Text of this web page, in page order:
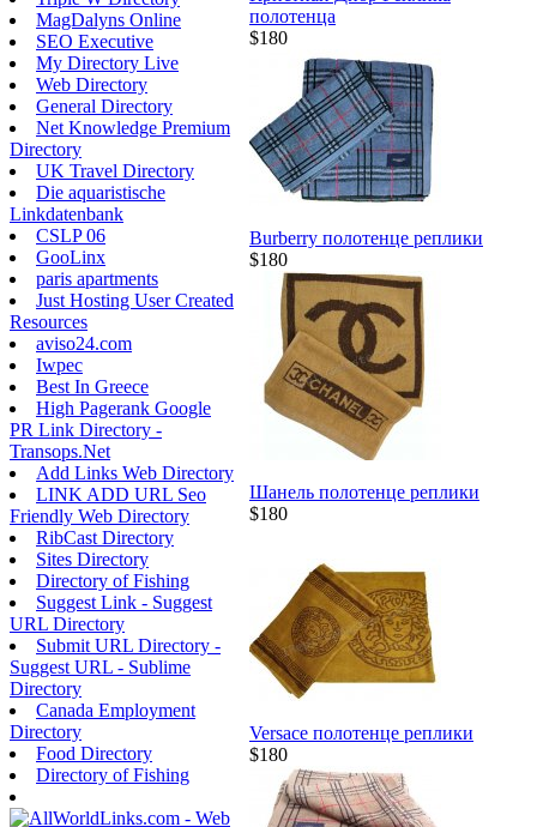
MagDalyns Online
SEO Executive
My Directory Live
Web Directory
General Directory
Net Knowledge Premium
Directory
UK Travel Directory
Die aquaristische
Linkdatenbank
CSLP 06
GooLinx
paris apartments
Just Hosting User Created
Resources
aviso24.com
Iwpec
Best In Greece
High Pagerank Google
PR Link Directory -
Transops.Net
Add Links Web Directory
LINK ADD URL Seo
Friendly Web Directory
RibCast Directory
Sites Directory
Directory of Fishing
Suggest Link - Suggest
URL Directory
Submit URL Directory -
Suggest URL - Sublime
Directory
Canada Employment
Directory
Food Directory
Directory of Fishing
полотенца
$180
Burberry полотенце реплики
$180
Шанель полотенце реплики
$180
Versace полотенце реплики
$180